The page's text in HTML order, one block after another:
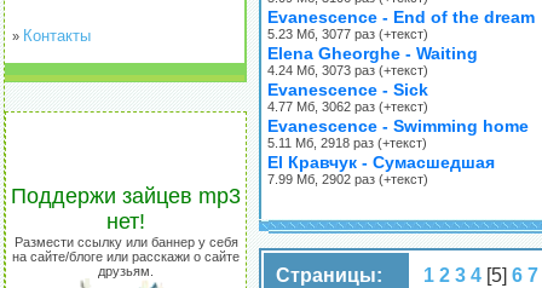
» Контакты
Поддержи зайцев mp3
нет!
Размести ссылку или баннер у себя
на сайте/блоге или расскажи о сайте
друзьям.
Evanescence - End of the dream
5.23 Мб, 3077 раз (+текст)
Elena Gheorghe - Waiting
4.24 Мб, 3073 раз (+текст)
Evanescence - Sick
4.77 Мб, 3062 раз (+текст)
Evanescence - Swimming home
5.11 Мб, 2918 раз (+текст)
El Кравчук - Сумасшедшая
7.99 Мб, 2902 раз (+текст)
Страницы: 1 2 3 4 [5] 6 7